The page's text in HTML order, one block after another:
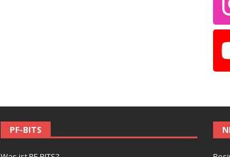
PF-BITS